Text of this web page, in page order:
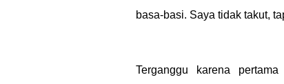
basa-basi. Saya tidak takut,
Terganggu karena